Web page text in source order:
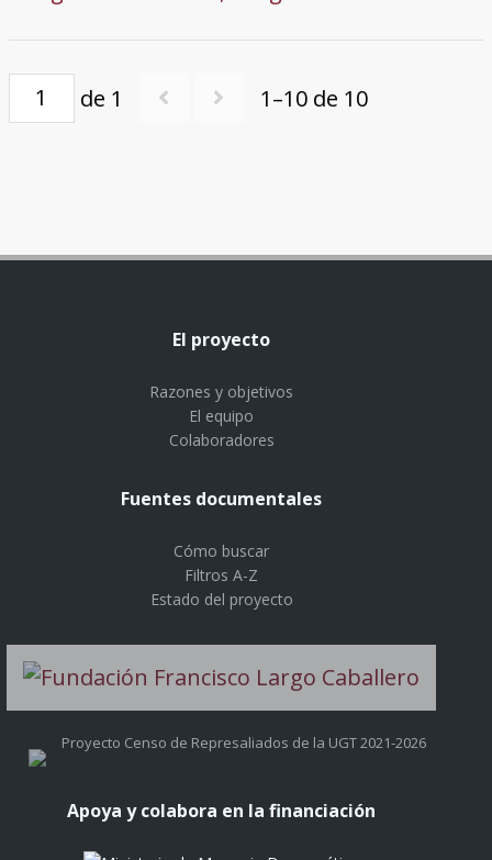
de 1 1–10 de 10
El proyecto
Razones y objetivos
El equipo
Colaboradores
Fuentes documentales
Cómo buscar
Filtros A-Z
Estado del proyecto
Proyecto Censo de Represaliados de la UGT 2021-2026
Apoya y colabora en la financiación